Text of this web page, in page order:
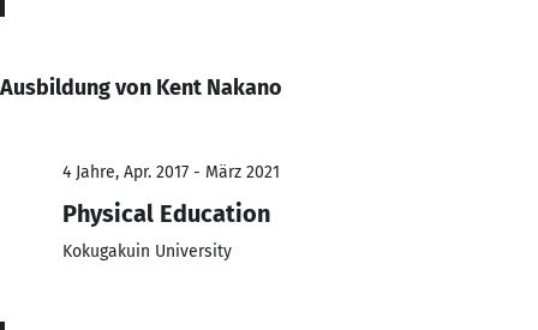
Ausbildung von Kent Nakano
4 Jahre, Apr. 2017 - März 2021
Physical Education
Kokugakuin University